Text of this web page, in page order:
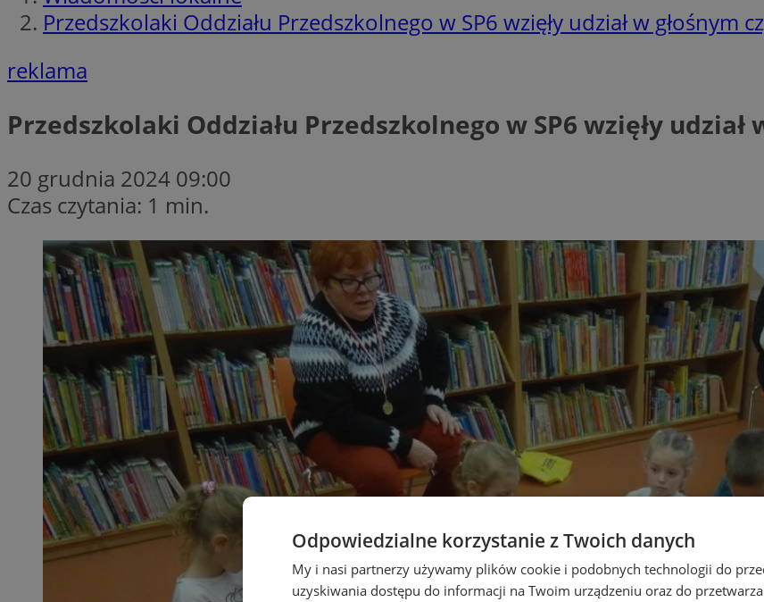
Przedszkolaki Oddziału Przedszkolnego w SP6 wzięły udział w głośnym
reklama
Przedszkolaki Oddziału Przedszkolnego w SP6 wzięły
20 grudnia 2024 09:00
Czas czytania: 1 min.
Odpowiedzialne korzystanie z Twoich danych
My i nasi partnerzy używamy plików cookie i podobnych technologii do
uzyskiwania dostępu do informacji na Twoim urządzeniu oraz do